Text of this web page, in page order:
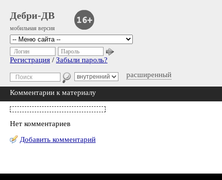
Дебри-ДВ
мобильная версия
расширенный
Логин Пароль
Регистрация / Забыли пароль?
Комментарии к материалу
Нет комментариев
Добавить комментарий